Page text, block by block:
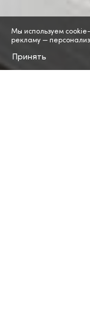
Мы используем
рекламу —
Принять